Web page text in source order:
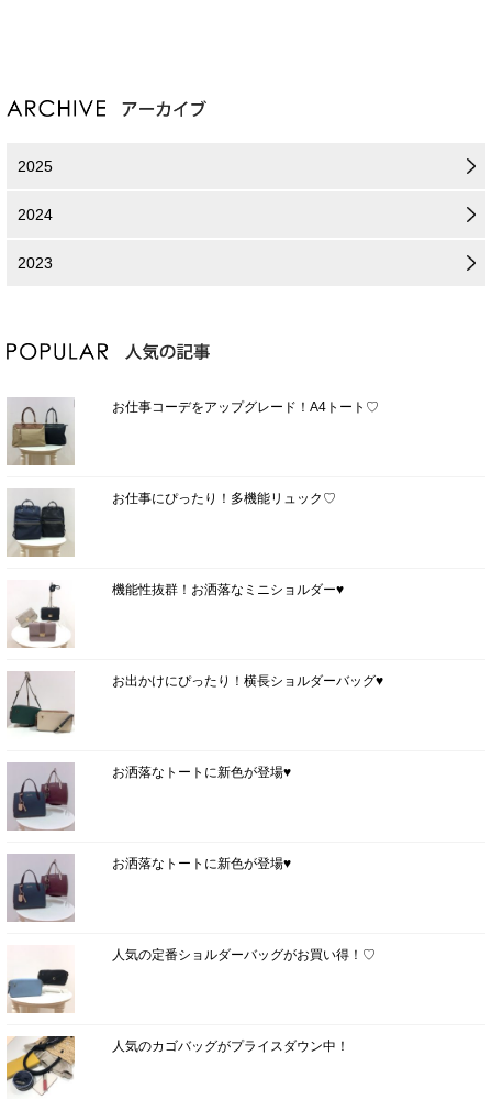
2025
2024
2023
お仕事コーデをアップグレード！A4トート♡
お仕事にぴったり！多機能リュック♡
機能性抜群！お洒落なミニショルダー♥
お出かけにぴったり！横長ショルダーバッグ♥
お洒落なトートに新色が登場♥
お洒落なトートに新色が登場♥
人気の定番ショルダーバッグがお買い得！♡
人気のカゴバッグがプライスダウン中！